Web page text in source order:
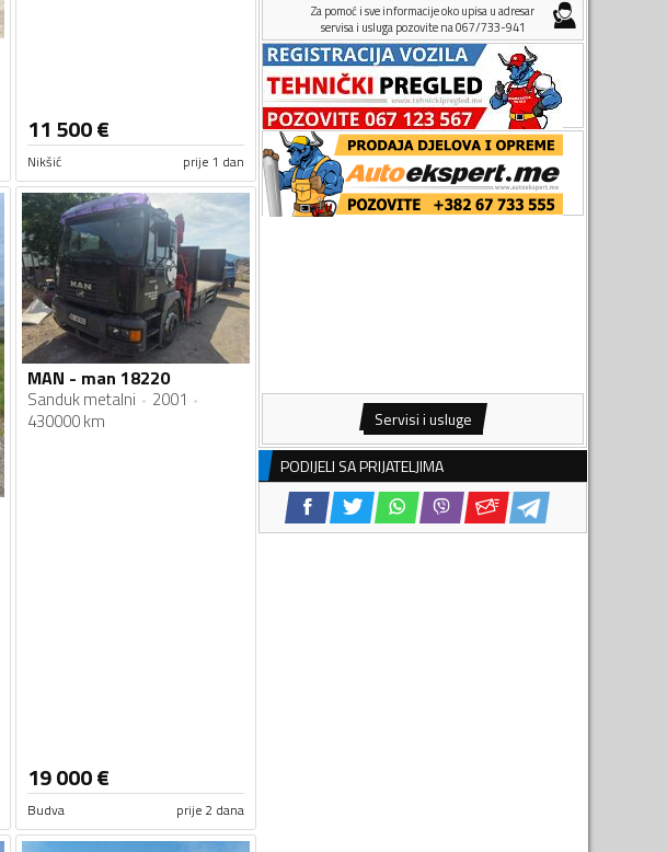
11 500€
Nikšić prije 1 dan
MAN - man 18220
Sanduk metalni
2001
430000 km
19 000€
Budva prije 2 dana
Za pomoć i sve informacije oko upisa u adresar
servisa i usluga pozovite na 067/733-941
Servisi i usluge
PODIJELI SA PRIJATELJIMA